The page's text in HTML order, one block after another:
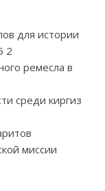
для истории
2
ремесла в
среди киргиз
миссии